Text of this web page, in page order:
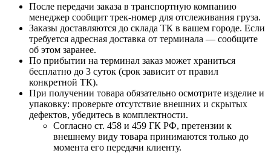
После передачи заказа в транспортную компанию
менеджер сообщит трек-номер для отслеживания груза.
Заказы доставляются до склада ТК в вашем городе. Если
требуется адресная доставка от терминала — сообщите
об этом заранее.
По прибытии на терминал заказ может храниться
бесплатно до 3 суток (срок зависит от правил
конкретной ТК).
При получении товара обязательно осмотрите изделие и
упаковку: проверьте отсутствие внешних и скрытых
дефектов, убедитесь в комплектности.
Согласно ст. 458 и 459 ГК РФ, претензии к
внешнему виду товара принимаются только до
момента его передачи клиенту.